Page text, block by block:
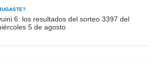
6: los resultados del sorteo 3397 del
5 de agosto